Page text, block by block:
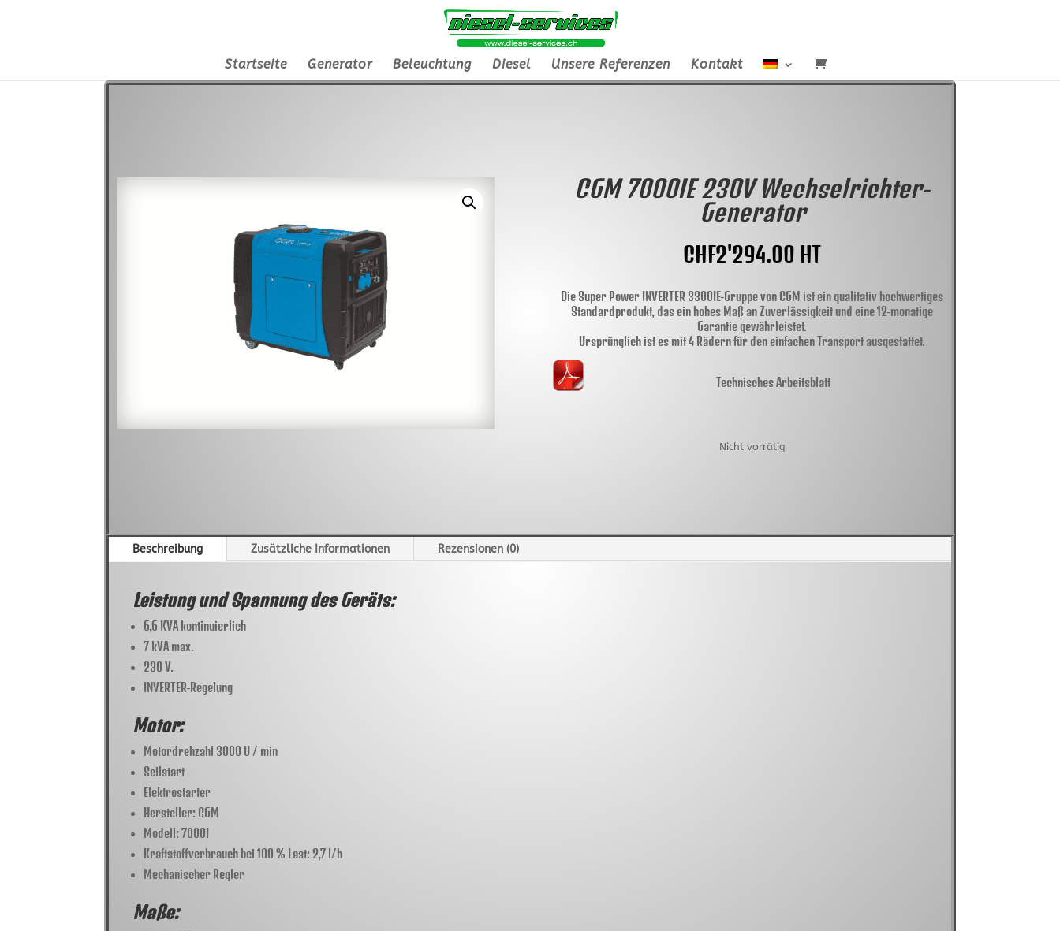
Startseite Generator Beleuchtung Diesel Unsere Referenzen Kontakt
CGM 7000IE 230V Wechselrichter-
Generator
CHF2'294.00 HT
Die Super Power INVERTER 3300IE-Gruppe von CGM ist ein qualitativ hochwertiges
Standardprodukt, das ein hohes Maß an Zuverlässigkeit und eine 12-monatige
Garantie gewährleistet.
Ursprünglich ist es mit 4 Rädern für den einfachen Transport ausgestattet.
Technisches Arbeitsblatt
Nicht vorrätig
Beschreibung Zusätzliche Informationen Rezensionen (0)
Leistung und Spannung des Geräts:
6,6 KVA kontinuierlich
7 kVA max.
230 V.
INVERTER-Regelung
Motor:
Motordrehzahl 3000 U / min
Seilstart
Elektrostarter
Hersteller: CGM
Modell: 7000I
Kraftstoffverbrauch bei 100 % Last: 2,7 l/h
Mechanischer Regler
Maße: